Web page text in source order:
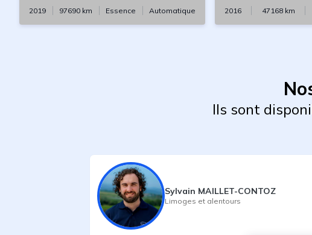
2019 97690 km Essence Automatique 2016 47168km
Ils sont
Sylvain MAILLET-CONTOZ
Limoges et alentours